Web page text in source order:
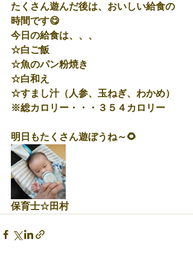
たくさん遊んだ後は、おいしい給食の
時間です😋
今日の給食は、、、
☆白ご飯
☆魚のパン粉焼き
☆白和え
☆すまし汁（人参、玉ねぎ、わかめ）
※総カロリー・・・３５４カロリー
明日もたくさん遊ぼうね～🌻
保育士☆田村